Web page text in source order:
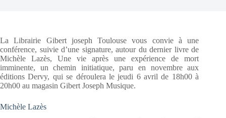
La Librairie Gibert joseph Toulouse vous convie à une
conférence, suivie d’une signature, autour du dernier livre de
Michèle Lazès, Une vie après une expérience de mort
imminente, un chemin initiatique, paru en novembre aux
éditions Dervy, qui se déroulera le jeudi 6 avril de 18h00 à
20h00 au magasin Gibert Joseph Musique.
Michèle Lazès